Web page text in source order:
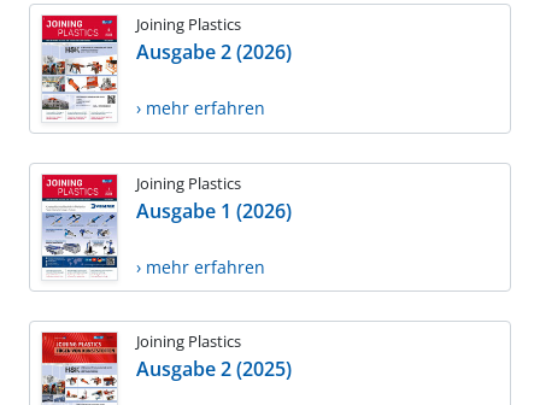
Joining Plastics
Ausgabe 2 (2026)
› mehr erfahren
Joining Plastics
Ausgabe 1 (2026)
› mehr erfahren
Joining Plastics
Ausgabe 2 (2025)